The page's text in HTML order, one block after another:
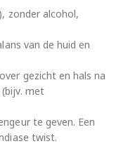
zonder alcohol,
van de huid en
gezicht en hals na
met
te geven. Een
twist.